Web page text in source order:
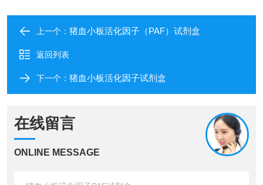
上一个： 猪血小板活化因子（PAF）试剂盒
返回列表
下一个： 猪血小板活化因子试剂盒​
在线留言
ONLINE MESSAGE